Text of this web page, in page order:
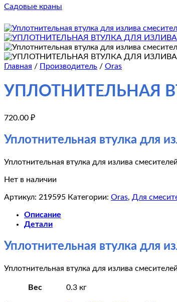
Садовые краны
Главная / Производитель / Oras
УПЛОТНИТЕЛЬНАЯ
720.00 ₽
Уплотнительная втулка для
Уплотнительная втулка для излива
Нет в наличии
Артикул: 219595 Категории: Oras, Для
Описание
Детали
Уплотнительная втулка для
Уплотнительная втулка для излива
Вес 0.3 кг